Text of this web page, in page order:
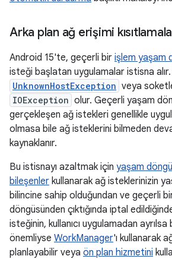
Arka plan ağ erişimi
Android 15'te, geçerli bir işlem yaşam
isteği başlatan uygulamalar istisna
UnknownHostException veya
IOException olur. Geçerli yaşam
gerçekleşen ağ istekleri genellikle
olmasa bile ağ isteklerini bilmeden
kaynaklanır.
Bu istisnayı azaltmak için yaşam
bileşenler kullanarak ağ isteklerinizin
bilincine sahip olduğundan ve geçerli
döngüsünden çıktığında iptal
isteğinin, kullanıcı uygulamadan ayrılsa
önemliyse WorkManager'ı kullanarak
planlayabilir veya ön plan hizmetini